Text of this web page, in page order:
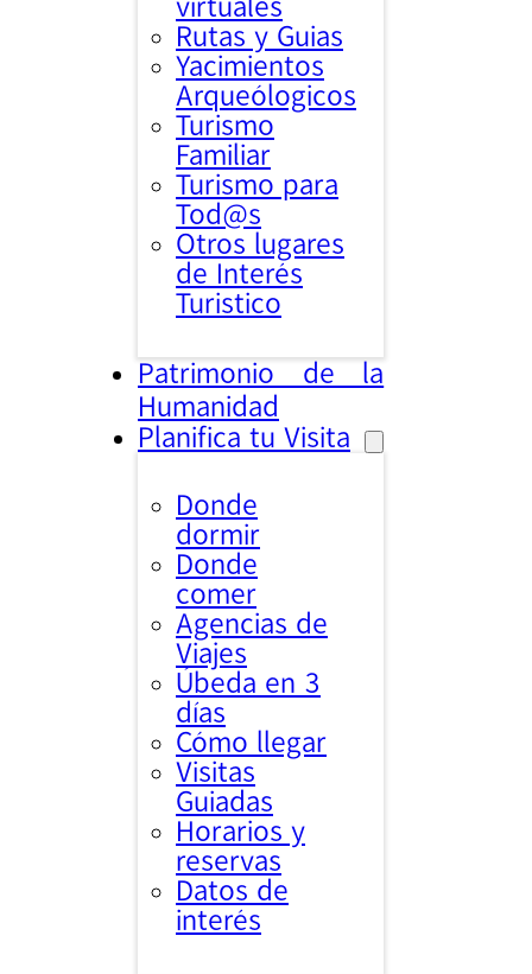
virtuales
Rutas y Guias
Yacimientos
Arqueólogicos
Turismo
Familiar
Turismo para
Tod@s
Otros lugares
de Interés
Turistico
Patrimonio de la
Humanidad
Planifica tu Visita
Donde
dormir
Donde
comer
Agencias de
Viajes
Úbeda en 3
días
Cómo llegar
Visitas
Guiadas
Horarios y
reservas
Datos de
interés